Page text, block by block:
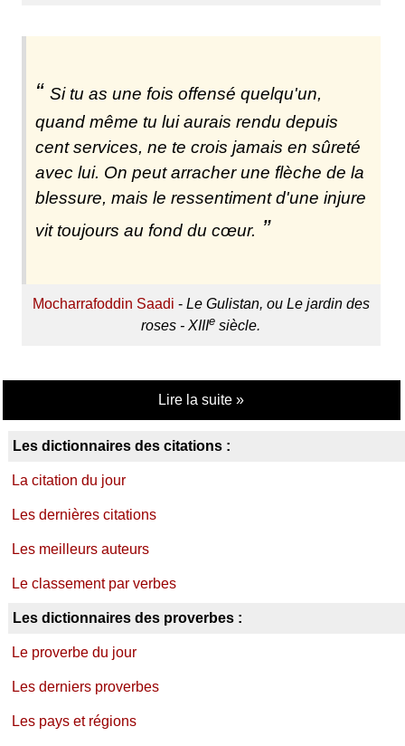
Si tu as une fois offensé quelqu'un,
quand même tu lui aurais rendu depuis
cent services, ne te crois jamais en sûreté
avec lui. On peut arracher une flèche de la
blessure, mais le ressentiment d'une injure
vit toujours au fond du cœur.
Mocharrafoddin Saadi - Le Gulistan, ou Le jardin des
roses - XIIIe siècle.
Lire la suite »
Les dictionnaires des citations :
La citation du jour
Les dernières citations
Les meilleurs auteurs
Le classement par verbes
Les dictionnaires des proverbes :
Le proverbe du jour
Les derniers proverbes
Les pays et régions